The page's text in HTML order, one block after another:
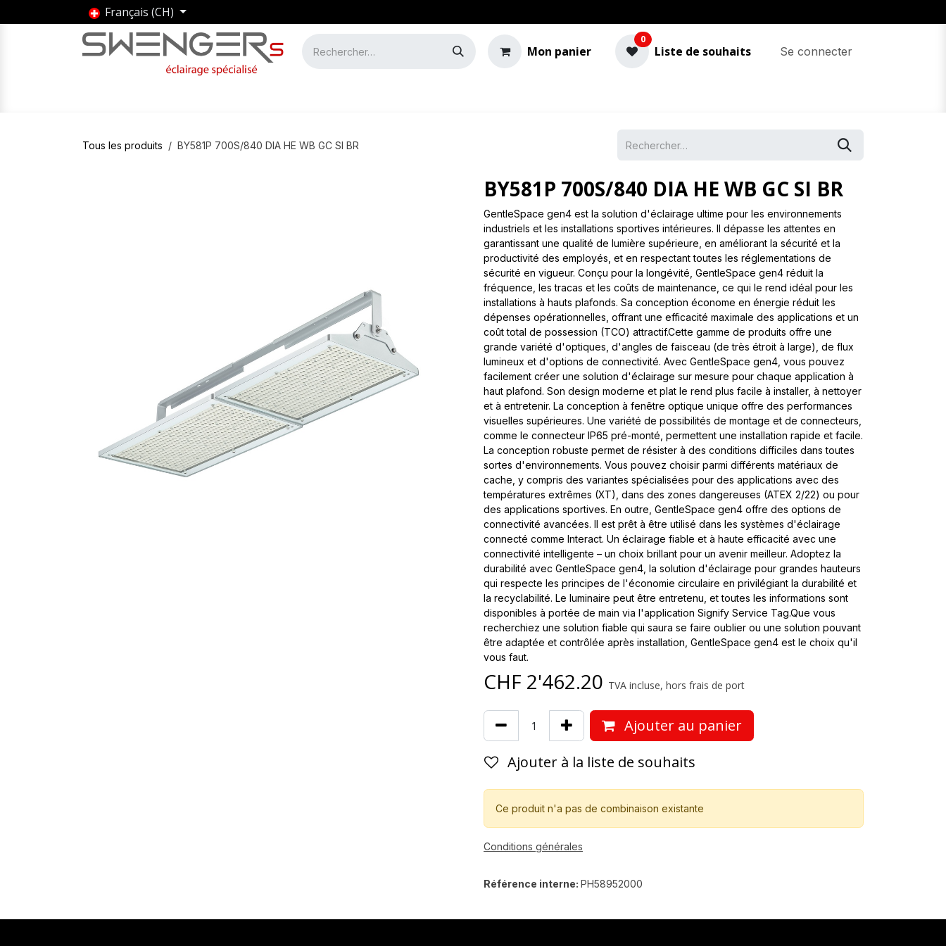
Se rendre au contenu
Français (CH)
Mon panier
0
Liste de souhaits Se connecter
Tous les produits BY581P 700S/840 DIA HE WB GC SI BR
BY581P 700S/840 DIA HE WB GC SI BR
GentleSpace gen4 est la solution d'éclairage ultime pour les environnements
industriels et les installations sportives intérieures. Il dépasse les attentes en
garantissant une qualité de lumière supérieure, en améliorant la sécurité et la
productivité des employés, et en respectant toutes les réglementations de
sécurité en vigueur. Conçu pour la longévité, GentleSpace gen4 réduit la
fréquence, les tracas et les coûts de maintenance, ce qui le rend idéal pour les
installations à hauts plafonds. Sa conception économe en énergie réduit les
dépenses opérationnelles, offrant une efficacité maximale des applications et un
coût total de possession (TCO) attractif.Cette gamme de produits offre une
grande variété d'optiques, d'angles de faisceau (de très étroit à large), de flux
lumineux et d'options de connectivité. Avec GentleSpace gen4, vous pouvez
facilement créer une solution d'éclairage sur mesure pour chaque application à
haut plafond. Son design moderne et plat le rend plus facile à installer, à nettoyer
et à entretenir. La conception à fenêtre optique unique offre des performances
visuelles supérieures. Une variété de possibilités de montage et de connecteurs,
comme le connecteur IP65 pré-monté, permettent une installation rapide et facile.
La conception robuste permet de résister à des conditions difficiles dans toutes
sortes d'environnements. Vous pouvez choisir parmi différents matériaux de
cache, y compris des variantes spécialisées pour des applications avec des
températures extrêmes (XT), dans des zones dangereuses (ATEX 2/22) ou pour
des applications sportives. En outre, GentleSpace gen4 offre des options de
connectivité avancées. Il est prêt à être utilisé dans les systèmes d'éclairage
connecté comme Interact. Un éclairage fiable et à haute efficacité avec une
connectivité intelligente – un choix brillant pour un avenir meilleur. Adoptez la
durabilité avec GentleSpace gen4, la solution d'éclairage pour grandes hauteurs
qui respecte les principes de l'économie circulaire en privilégiant la durabilité et
la recyclabilité. Le luminaire peut être entretenu, et toutes les informations sont
disponibles à portée de main via l'application Signify Service Tag.Que vous
recherchiez une solution fiable qui saura se faire oublier ou une solution pouvant
être adaptée et contrôlée après installation, GentleSpace gen4 est le choix qu'il
vous faut.
CHF 2'462.20 TVA incluse, hors frais de port
Ajouter au panier
Ajouter à la liste de souhaits
Ce produit n'a pas de combinaison existante
Conditions générales
Référence interne: PH58952000